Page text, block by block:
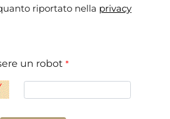
riportato nella privacy
un robot *